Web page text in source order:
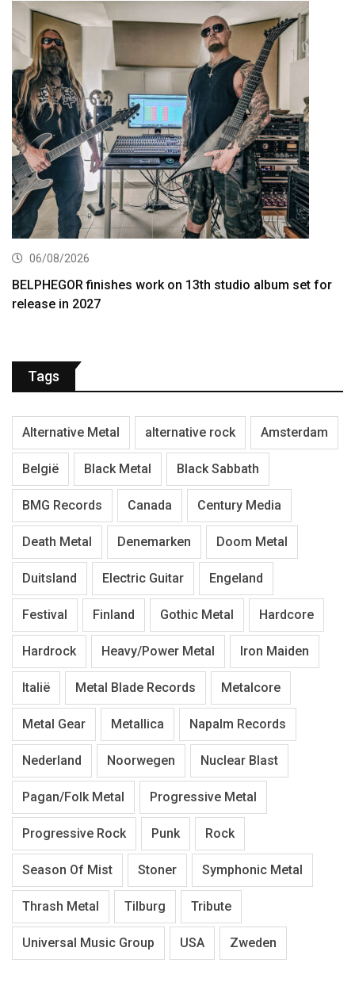
06/08/2026
BELPHEGOR finishes work on 13th studio album set for
release in 2027
Tags
Alternative Metal alternative rock Amsterdam
België Black Metal Black Sabbath
BMG Records Canada Century Media
Death Metal Denemarken Doom Metal
Duitsland Electric Guitar Engeland
Festival Finland Gothic Metal Hardcore
Hardrock Heavy/Power Metal Iron Maiden
Italië Metal Blade Records Metalcore
Metal Gear Metallica Napalm Records
Nederland Noorwegen Nuclear Blast
Pagan/Folk Metal Progressive Metal
Progressive Rock Punk Rock
Season Of Mist Stoner Symphonic Metal
Thrash Metal Tilburg Tribute
Universal Music Group USA Zweden